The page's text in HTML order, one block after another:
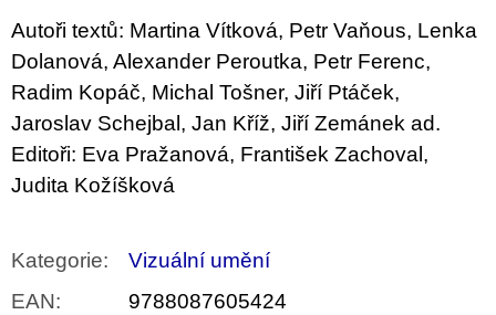
Autoři textů: Martina Vítková, Petr Vaňous, Lenka
Dolanová, Alexander Peroutka, Petr Ferenc,
Radim Kopáč, Michal Tošner, Jiří Ptáček,
Jaroslav Schejbal, Jan Kříž, Jiří Zemánek ad.
Editoři: Eva Pražanová, František Zachoval,
Judita Kožíšková
Kategorie:
Vizuální umění
EAN: 9788087605424